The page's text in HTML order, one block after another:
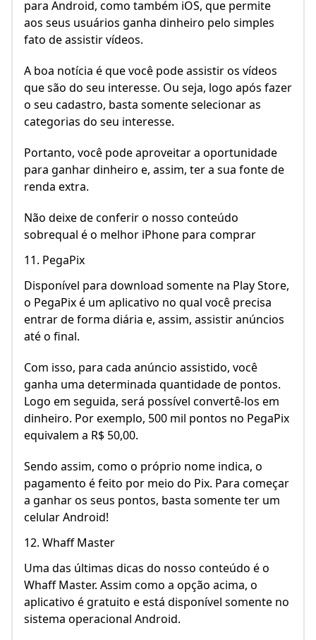
para Android, como também iOS, que permite
aos seus usuários ganha dinheiro pelo simples
fato de assistir vídeos.
A boa notícia é que você pode assistir os vídeos
que são do seu interesse. Ou seja, logo após fazer
o seu cadastro, basta somente selecionar as
categorias do seu interesse.
Portanto, você pode aproveitar a oportunidade
para ganhar dinheiro e, assim, ter a sua fonte de
renda extra.
Não deixe de conferir o nosso conteúdo
sobrequal é o melhor iPhone para comprar
11. PegaPix
Disponível para download somente na Play Store,
o PegaPix é um aplicativo no qual você precisa
entrar de forma diária e, assim, assistir anúncios
até o final.
Com isso, para cada anúncio assistido, você
ganha uma determinada quantidade de pontos.
Logo em seguida, será possível convertê-los em
dinheiro. Por exemplo, 500 mil pontos no PegaPix
equivalem a R$ 50,00.
Sendo assim, como o próprio nome indica, o
pagamento é feito por meio do Pix. Para começar
a ganhar os seus pontos, basta somente ter um
celular Android!
12. Whaff Master
Uma das últimas dicas do nosso conteúdo é o
Whaff Master. Assim como a opção acima, o
aplicativo é gratuito e está disponível somente no
sistema operacional Android.